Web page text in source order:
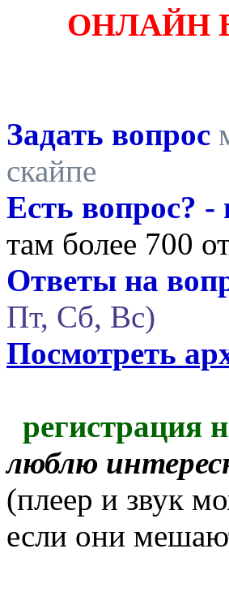
ОНЛАЙН
Задать вопрос
скайпе
Есть вопрос? -
там более 700
Ответы на
Пт, Сб, Вс)
Посмотреть
регистрация
люблю
(плеер и звук
если они